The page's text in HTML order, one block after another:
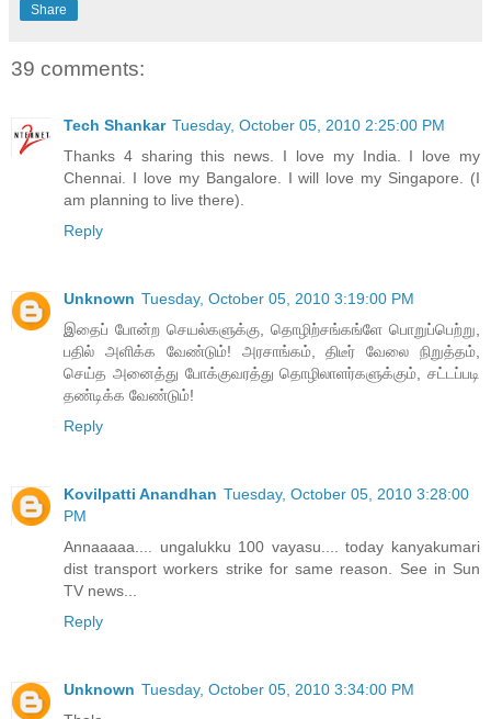
Share
39 comments:
Tech Shankar Tuesday, October 05, 2010 2:25:00 PM
Thanks 4 sharing this news. I love my India. I love my
Chennai. I love my Bangalore. I will love my Singapore. (I
am planning to live there).
Reply
Unknown Tuesday, October 05, 2010 3:19:00 PM
இதைப் போன்ற செயல்களுக்கு, தொழிற்சங்கங்ளே பொறுப்பெற்று,
பதில் அளிக்க வேண்டும்! அரசாங்கம், திடீர் வேலை நிறுத்தம்,
செய்த அனைத்து போக்குவரத்து தொழிலாளர்களுக்கும், சட்டப்படி
தண்டிக்க வேண்டும்!
Reply
Kovilpatti Anandhan Tuesday, October 05, 2010 3:28:00
PM
Annaaaaa.... ungalukku 100 vayasu.... today kanyakumari
dist transport workers strike for same reason. See in Sun
TV news...
Reply
Unknown Tuesday, October 05, 2010 3:34:00 PM